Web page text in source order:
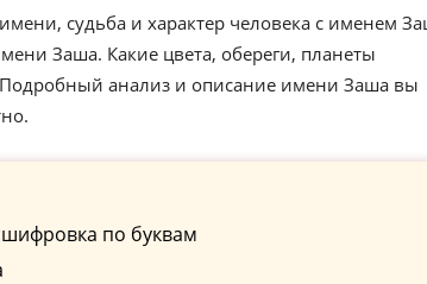
судьба и характер человека с именем
Заша. Какие цвета, обереги, планеты
анализ и описание имени Заша вы
по буквам